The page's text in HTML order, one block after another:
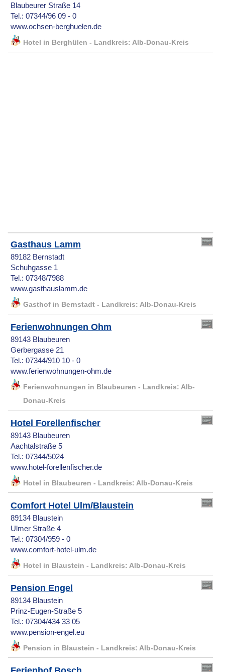
Blaubeurer Straße 14
Tel.: 07344/96 09 - 0
www.ochsen-berghuelen.de
Hotel in Berghülen - Landkreis: Alb-Donau-Kreis
Gasthaus Lamm
89182 Bernstadt
Schuhgasse 1
Tel.: 07348/7988
www.gasthauslamm.de
Gasthof in Bernstadt - Landkreis: Alb-Donau-Kreis
Ferienwohnungen Ohm
89143 Blaubeuren
Gerbergasse 21
Tel.: 07344/910 10 - 0
www.ferienwohnungen-ohm.de
Ferienwohnungen in Blaubeuren - Landkreis: Alb-
Donau-Kreis
Hotel Forellenfischer
89143 Blaubeuren
Aachtalstraße 5
Tel.: 07344/5024
www.hotel-forellenfischer.de
Hotel in Blaubeuren - Landkreis: Alb-Donau-Kreis
Comfort Hotel Ulm/Blaustein
89134 Blaustein
Ulmer Straße 4
Tel.: 07304/959 - 0
www.comfort-hotel-ulm.de
Hotel in Blaustein - Landkreis: Alb-Donau-Kreis
Pension Engel
89134 Blaustein
Prinz-Eugen-Straße 5
Tel.: 07304/434 33 05
www.pension-engel.eu
Pension in Blaustein - Landkreis: Alb-Donau-Kreis